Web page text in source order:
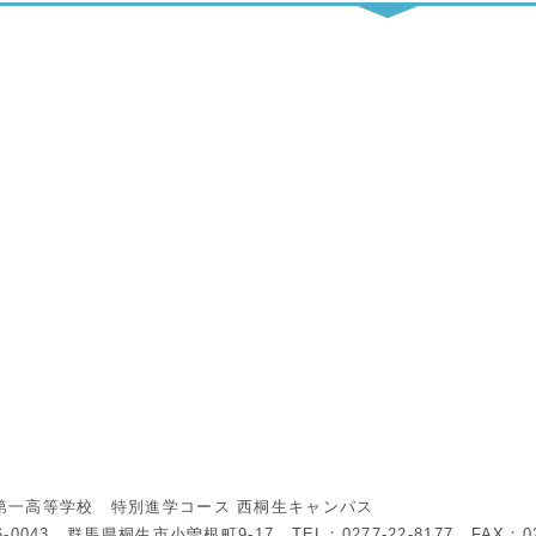
一高等学校 特別進学コース 西桐生キャンパス